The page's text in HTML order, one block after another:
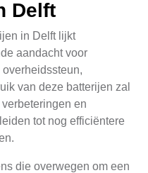
Delft
in Delft lijkt
aandacht voor
van deze batterijen zal
en
tot nog efficiëntere
die overwegen om een